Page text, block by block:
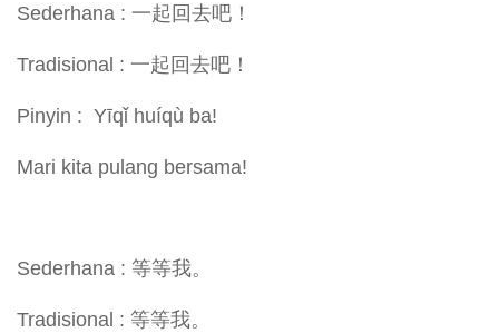
Sederhana : 一起回去吧！
Tradisional : 一起回去吧！
Pinyin : Yīqǐ huíqù ba!
Mari kita pulang bersama!
Sederhana : 等等我。
Tradisional : 等等我。